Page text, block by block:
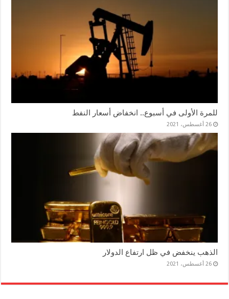
للمرة الأولى في أسبوع.. انخفاض أسعار النفط
26 أغسطس، 2021
الذهب ينخفض في ظل ارتفاع الدولار
26 أغسطس، 2021